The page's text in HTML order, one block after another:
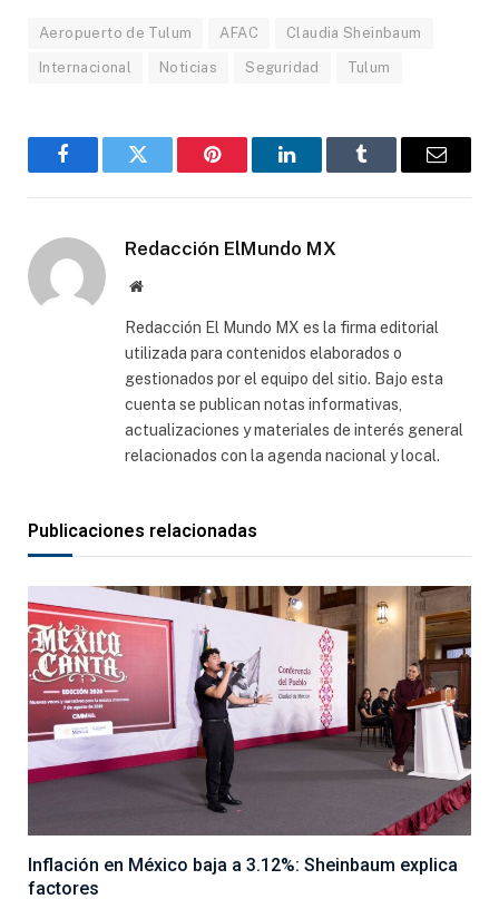
Aeropuerto de Tulum AFAC Claudia Sheinbaum
Internacional Noticias Seguridad Tulum
FacebookGorjeo Pinterest LinkedInTumblr
Correo
Redacción ElMundo MX
Sitio
Redacción El Mundo MX es la firma editorial
utilizada para contenidos elaborados o
gestionados por el equipo del sitio. Bajo esta
cuenta se publican notas informativas,
actualizaciones y materiales de interés general
relacionados con la agenda nacional y local.
Publicaciones relacionadas
Inflación en México baja a 3.12%: Sheinbaum explica
factores